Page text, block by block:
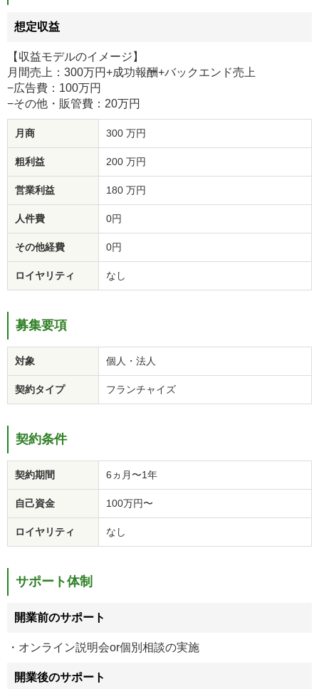
想定収益
【収益モデルのイメージ】
月間売上：300万円+成功報酬+バックエンド売上
−広告費：100万円
−その他・販管費：20万円
月商 300 万円
粗利益 200 万円
営業利益 180 万円
人件費 0円
その他経費 0円
ロイヤリティ なし
募集要項
対象 個人・法人
契約タイプ フランチャイズ
契約条件
契約期間 6ヵ月〜1年
自己資金 100万円〜
ロイヤリティ なし
サポート体制
開業前のサポート
・オンライン説明会or個別相談の実施
開業後のサポート